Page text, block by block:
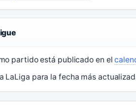
partido está publicado en el
LaLiga para la fecha más